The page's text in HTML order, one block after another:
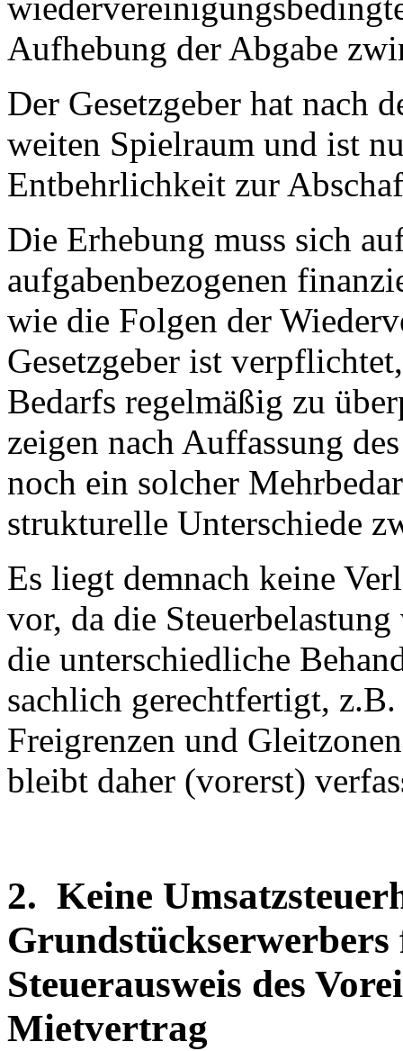
Aufhebung der Abgabe
Der Gesetzgeber hat nach
weiten Spielraum und ist
Entbehrlichkeit zur
Die Erhebung muss sich
aufgabenbezogenen
wie die Folgen der
Gesetzgeber ist
Bedarfs regelmäßig zu
zeigen nach Auffassung
noch ein solcher
strukturelle Unterschiede
Es liegt demnach keine
vor, da die
die unterschiedliche
sachlich gerechtfertigt,
Freigrenzen und
bleibt daher (vorerst)
2. Keine
Steuerausweis des
Mietvertrag